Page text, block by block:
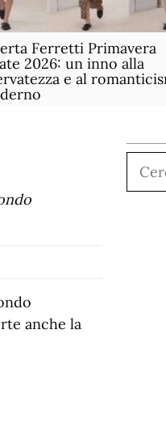
Ferretti Primavera
2026: un inno alla
e al
anche la
Cerca